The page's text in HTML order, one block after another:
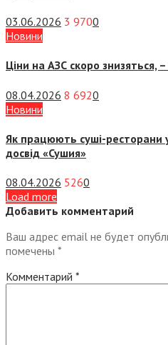
03.06.2026 3 9700
Новини
Ціни на АЗС скоро знизяться, –
08.04.2026 8 6920
Новини
Як працюють суші-ресторани
досвід «Сушия»
08.04.2026 5260
Load more
Добавить комментарий
Ваш адрес email не будет
помечены *
Комментарий *